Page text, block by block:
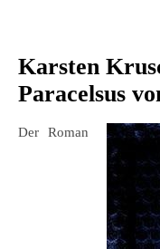
Karsten
Paracelsus
Der Roman